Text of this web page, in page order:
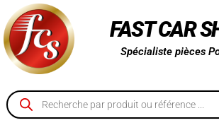
FAST CAR
Spécialiste pièces